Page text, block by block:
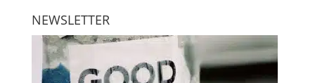
NEWSLETTER